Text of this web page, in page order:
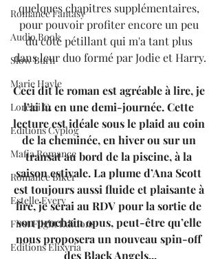
Romance Fantasy
Audio Book
Slow Burn
Marie Hayle
Lorelei C.
Editions Cyplog
Mafia Romance
Romance Biker
Estelle Every
First Flight Editions
Editions Elixyria
quelques chapitres supplémentaires,
pour pouvoir profiter encore un peu
du côté pétillant qui m'a tant plus
dans leur duo formé par Jodie et Harry.
Ceci dit le roman est agréable à lire, je
l’ai lu en une demi-journée. Cette
lecture est idéale sous le plaid au coin
de la cheminée, en hiver ou sur un
transat au bord de la piscine, à la
saison estivale. La plume d’Ana Scott
est toujours aussi fluide et plaisante à
lire, je serai au RDV pour la sortie de
son prochain opus, peut-être qu’elle
nous proposera un nouveau spin-off
des Black Angels...